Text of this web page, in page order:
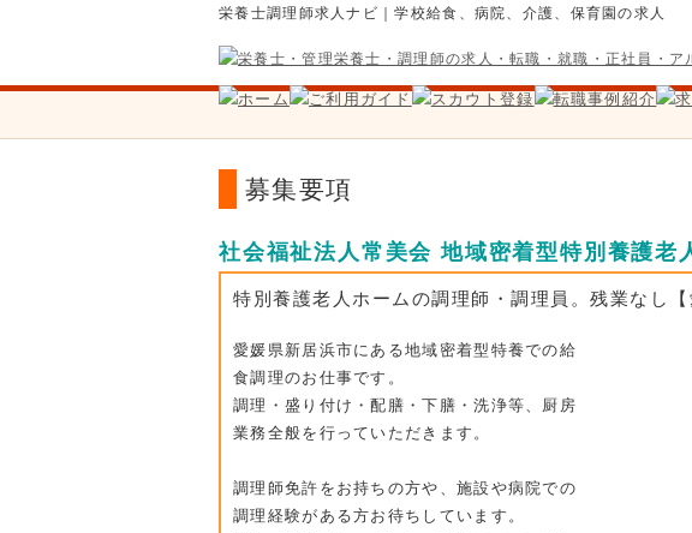
栄養士調理師求人ナビ｜学校給食、病院、介護、保育園の求人
募集要項
社会福祉法人常美会 地域密着型特別養護老
特別養護老人ホームの調理師・調理員。残業なし【
愛媛県新居浜市にある地域密着型特養での給
食調理のお仕事です。
調理・盛り付け・配膳・下膳・洗浄等、厨房
業務全般を行っていただきます。
調理師免許をお持ちの方や、施設や病院での
調理経験がある方お待ちしています。